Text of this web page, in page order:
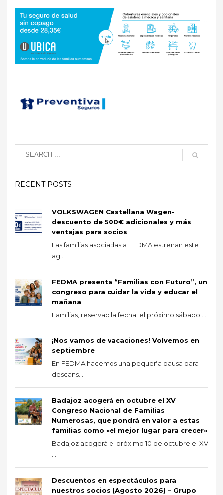
RECENT POSTS
VOLKSWAGEN Castellana Wagen-
descuento de 500€ adicionales y más
ventajas para socios
Las familias asociadas a FEDMA estrenan este
ag...
FEDMA presenta “Familias con Futuro”, un
congreso para cuidar la vida y educar el
mañana
Familias, reservad la fecha: el próximo sábado ...
¡Nos vamos de vacaciones! Volvemos en
septiembre
En FEDMA hacemos una pequeña pausa para
descans...
Badajoz acogerá en octubre el XV
Congreso Nacional de Familias
Numerosas, que pondrá en valor a estas
familias como «el mejor lugar para crecer»
Badajoz acogerá el próximo 10 de octubre el XV
Descuentos en espectáculos para
nuestros socios (Agosto 2026) – Grupo